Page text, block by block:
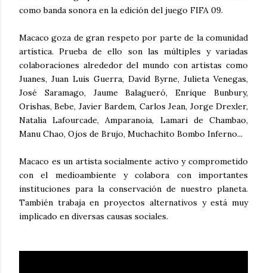
como banda sonora en la edición del juego FIFA 09.
Macaco goza de gran respeto por parte de la comunidad
artística. Prueba de ello son las múltiples y variadas
colaboraciones alrededor del mundo con artistas como
Juanes, Juan Luis Guerra, David Byrne, Julieta Venegas,
José Saramago, Jaume Balagueró, Enrique Bunbury,
Orishas, Bebe, Javier Bardem, Carlos Jean, Jorge Drexler,
Natalia Lafourcade, Amparanoia, Lamari de Chambao,
Manu Chao, Ojos de Brujo, Muchachito Bombo Inferno...
Macaco es un artista socialmente activo y comprometido
con el medioambiente y colabora con importantes
instituciones para la conservación de nuestro planeta.
También trabaja en proyectos alternativos y está muy
implicado en diversas causas sociales.